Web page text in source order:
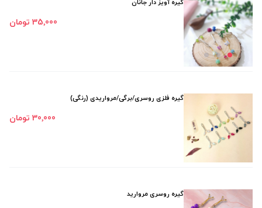
گیره آویز دار جانان
35٬000 تومان
گیره فلزی روسری/برگی/مرواریدی (رنگی)
30٬000 تومان
گیره روسری مروارید